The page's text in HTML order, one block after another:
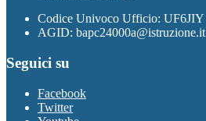
Codice Univoco Ufficio: UF6JIY
AGID: bapc24000a@istruzione.it
Seguici su
Facebook
Twitter